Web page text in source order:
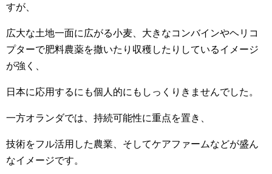
すが、
広大な土地一面に広がる小麦、大きなコンバインやヘリコ
プターで肥料農薬を撒いたり収穫したりしているイメージ
が強く、
日本に応用するにも個人的にもしっくりきませんでした。
一方オランダでは、持続可能性に重点を置き、
技術をフル活用した農業、そしてケアファームなどが盛ん
なイメージです。